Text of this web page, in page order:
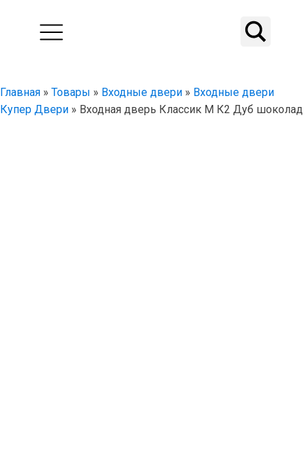
Главная » Товары » Входные двери » Входные двери
Купер Двери » Входная дверь Классик М К2 Дуб шоколад